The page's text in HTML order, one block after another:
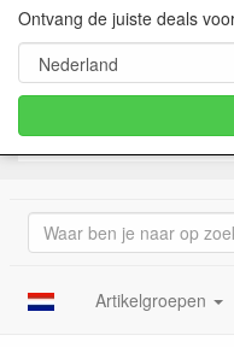
Artikelgroepen
Ontvang de juiste deals